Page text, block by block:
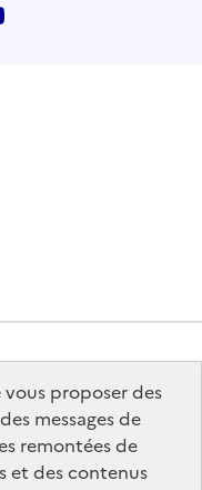
proposer des
messages de
remontées de
et des contenus